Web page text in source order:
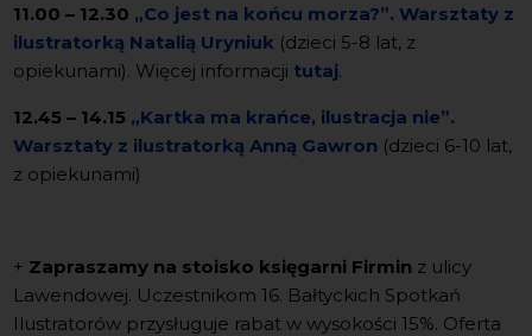
11.00 – 12.30 „Co jest na końcu morza?”. Warsztaty z
ilustratorką Natalią Uryniuk (dzieci 5-8 lat, z
opiekunami). Więcej informacji tutaj.
12.45 – 14.15 „Kartka ma krańce, ilustracja nie”.
Warsztaty z ilustratorkąAnną Gawron (dzieci 6-10 lat,
z opiekunami)
+ Zapraszamy na stoisko księgarni Firmin z ulicy
Lawendowej. Uczestnikom 16. Bałtyckich Spotkań
Ilustratorów przysługuje rabat w wysokości 15%. Oferta